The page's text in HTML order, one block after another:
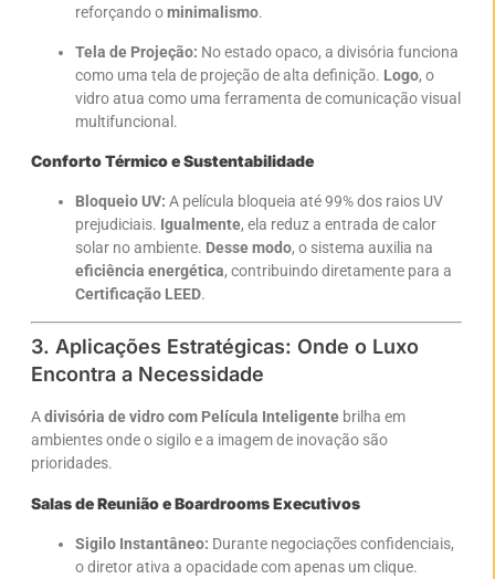
reforçando ominimalismo.
Tela de Projeção: No estado opaco, a divisória funciona
como uma tela de projeção de alta definição. Logo, o
vidro atua como uma ferramenta de comunicação visual
multifuncional.
Conforto Térmico e Sustentabilidade
Bloqueio UV: A película bloqueia até 99% dos raios UV
prejudiciais. Igualmente, ela reduz a entrada de calor
solar no ambiente. Desse modo, o sistema auxilia na
eficiência energética, contribuindo diretamente para a
Certificação LEED.
3. Aplicações Estratégicas: Onde o Luxo
Encontra a Necessidade
Adivisória de vidro com Película Inteligente brilha em
ambientes onde o sigilo e a imagem de inovação são
prioridades.
Salas de Reunião e Boardrooms Executivos
Sigilo Instantâneo: Durante negociações confidenciais,
o diretor ativa a opacidade com apenas um clique.